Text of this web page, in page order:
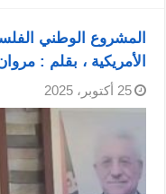
المشروع الوطني
الأمريكية ، بقلم :
25 أكتوبر، 2025